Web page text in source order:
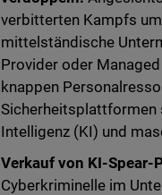
verbitterten Kampfs
mittelständische
Provider oder
knappen
Sicherheitsplattformen
Intelligenz (KI) und
Verkauf von KI-Spear-
Cyberkriminelle im